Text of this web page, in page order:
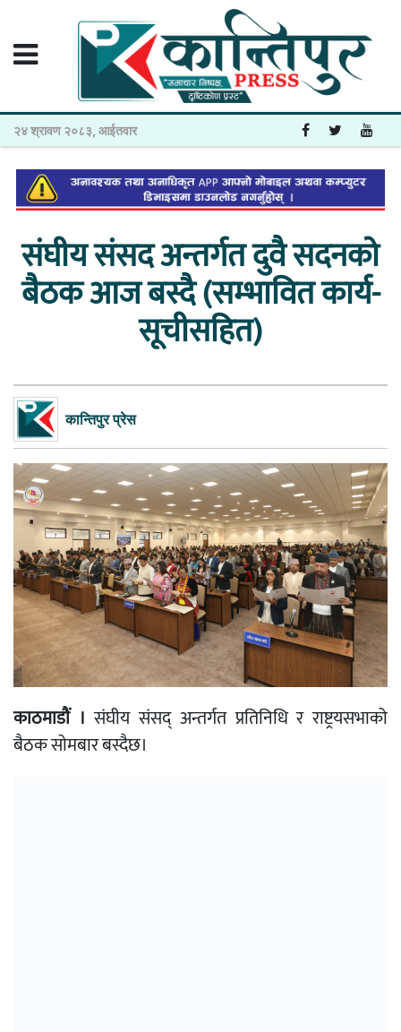
२४ श्रावण २०८३, आईतवार
संघीय संसद अन्तर्गत दुवै सदनको
बैठक आज बस्दै (सम्भावित कार्य-
सूचीसहित)
कान्तिपुर प्रेस
काठमाडाैं । संघीय संसद् अन्तर्गत प्रतिनिधि र राष्ट्रयसभाको
बैठक साेमबार बस्दैछ।